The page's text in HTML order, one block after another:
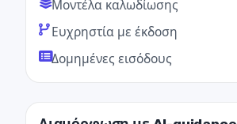
Μοντέλα καλωδίωσης
Ευχρηστία με έκδοση
Δομημένες εισόδους